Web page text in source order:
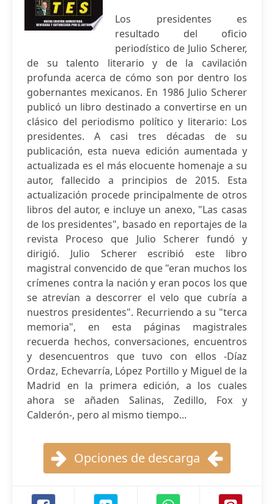
Los presidentes es
resultado del oficio
periodístico de Julio Scherer,
de su talento literario y de la cavilación
profunda acerca de cómo son por dentro los
gobernantes mexicanos. En 1986 Julio Scherer
publicó un libro destinado a convertirse en un
clásico del periodismo político y literario: Los
presidentes. A casi tres décadas de su
publicación, esta nueva edición aumentada y
actualizada es el más elocuente homenaje a su
autor, fallecido a principios de 2015. Esta
actualización procede principalmente de otros
libros del autor, e incluye un anexo, "Las casas
de los presidentes", basado en reportajes de la
revista Proceso que Julio Scherer fundó y
dirigió. Julio Scherer escribió este libro
magistral convencido de que "eran muchos los
crímenes contra la nación y eran pocos los que
se atrevían a descorrer el velo que cubría a
nuestros presidentes". Recurriendo a su "terca
memoria", en esta páginas magistrales
recuerda hechos, conversaciones, encuentros
y desencuentros que tuvo con ellos -Díaz
Ordaz, Echevarría, López Portillo y Miguel de la
Madrid en la primera edición, a los cuales
ahora se añaden Salinas, Zedillo, Fox y
Calderón-, pero al mismo tiempo...
Opciones de descarga